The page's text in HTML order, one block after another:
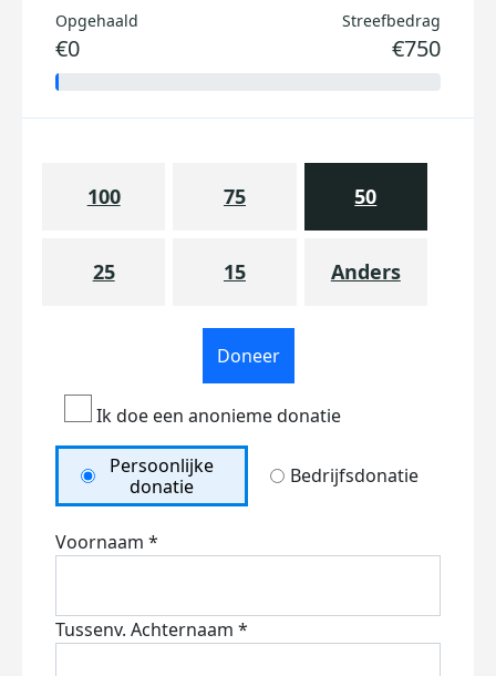
Opgehaald
€0
Streefbedrag
€750
100 75 50
25 15 Anders
Doneer
Ik doe een anonieme donatie
Persoonlijke
donatie
Bedrijfsdonatie
Voornaam *
Tussenv. Achternaam *